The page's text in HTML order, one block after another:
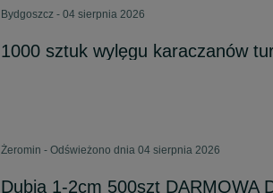
Bydgoszcz - 04 sierpnia 2026
1000 sztuk wylęgu karaczanów
Żeromin - Odświeżono dnia 04 sierpnia 2026
Dubia 1-2cm 500szt DARMOWA